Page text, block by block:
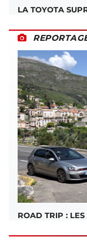
LA TOYOTA
ROAD TRIP :